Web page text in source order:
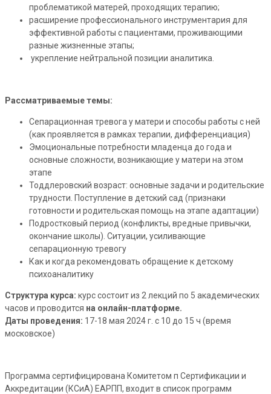
проблематикой матерей, проходящих терапию;
расширение профессионального инструментария для
эффективной работы с пациентами, проживающими
разные жизненные этапы;
укрепление нейтральной позиции аналитика.
Рассматриваемые темы:
Сепарационная тревога у матери и способы работы с ней
(как проявляется в рамках терапии, дифференциация)
Эмоциональные потребности младенца до года и
основные сложности, возникающие у матери на этом
этапе
Тоддлеровский возраст: основные задачи и родительские
трудности. Поступление в детский сад (признаки
готовности и родительская помощь на этапе адаптации)
Подростковый период (конфликты, вредные привычки,
окончание школы). Ситуации, усиливающие
сепарационную тревогу
Как и когда рекомендовать обращение к детскому
психоаналитику
Структура курса: курс состоит из 2 лекций по 5 академических
часов и проводится на онлайн-платформе.
Даты проведения: 17-18 мая 2024 г. с 10 до 15 ч (время
московское)
Программа сертифицирована Комитетом п Сертификации и
Аккредитации (КСиА) ЕАРПП, входит в список программ